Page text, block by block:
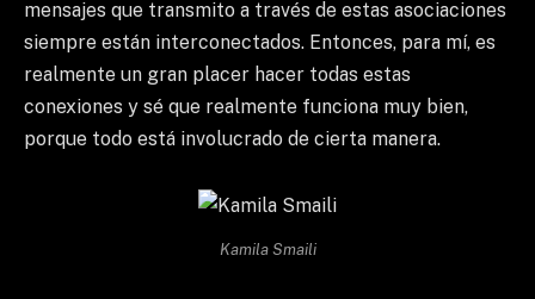
mensajes que transmito a través de estas asociaciones
siempre están interconectados. Entonces, para mí, es
realmente un gran placer hacer todas estas
conexiones y sé que realmente funciona muy bien,
porque todo está involucrado de cierta manera.
Kamila Smaili